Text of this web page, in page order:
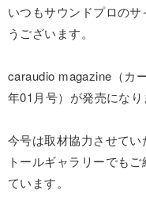
いつもサウンドプロの
うございます。
caraudio magazine（カ
年01月号）が発売になり
今号は取材協力させて
トールギャラリーでも
ています。